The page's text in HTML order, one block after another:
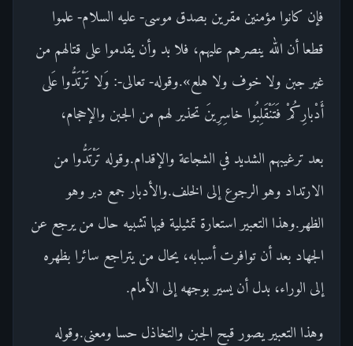
فإن كانوا مؤمنين مقرين بصدق موسى- عليه السلام- علموا
قطعا أن الله ينصرهم عليهم، فلا بد وأن يقدموا على قتالهم من
غير جبن ولا خوف ولا هلع».وقوله- تعالى-: وَلا تَرْتَدُّوا عَلى
أَدْبارِكُمْ فَتَنْقَلِبُوا خاسِرِينَ تحذير لهم من الجبن والإحجام،
بعد ترغيبهم الشديد في الشجاعة والإقدام.وقوله تَرْتَدُّوا من
الارتداد وهو الرجوع إلى الخلف.والأدبار جمع دبر وهو
الظهر.وهذا التعبير استعارة تمثيلية فيها تشبيه حال من يرجع عن
الجهاد بعد أن توافرت أسبابه، يحال من يتراجع سائرا بظهره
إلى الوراء، بدل أن يسير بوجهه إلى الأمام.
وهذا التعبير يصور قبح الجبن والتخاذل حسا ومعنى.وقوله